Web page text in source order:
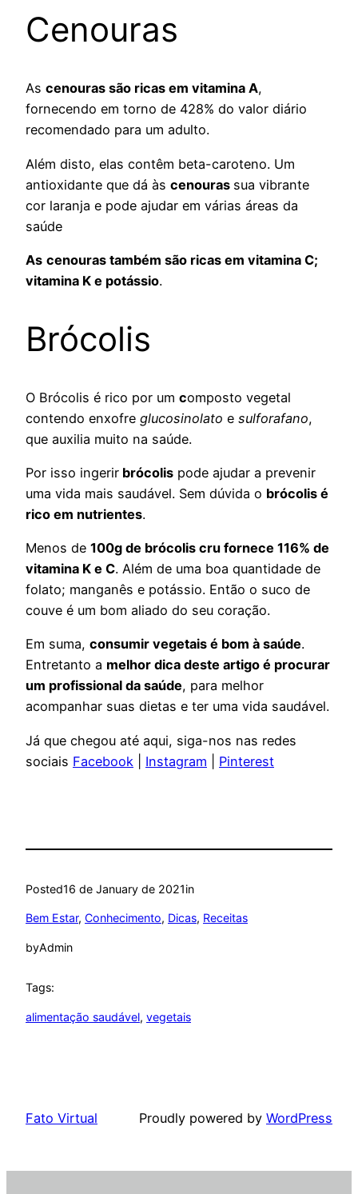
Cenouras
As cenouras são ricas em vitamina A,
fornecendo em torno de 428% do valor diário
recomendado para um adulto.
Além disto, elas contêm beta-caroteno. Um
antioxidante que dá às cenouras sua vibrante
cor laranja e pode ajudar em várias áreas da
saúde
As cenouras também são ricas em vitamina C;
vitamina K e potássio.
Brócolis
O Brócolis é rico por um composto vegetal
contendo enxofre glucosinolato e sulforafano,
que auxilia muito na saúde.
Por isso ingerir brócolis pode ajudar a prevenir
uma vida mais saudável. Sem dúvida o brócolis é
rico em nutrientes.
Menos de 100g de brócolis cru fornece 116% de
vitamina K e C. Além de uma boa quantidade de
folato; manganês e potássio. Então o suco de
couve é um bom aliado do seu coração.
Em suma, consumir vegetais é bom à saúde.
Entretanto a melhor dica deste artigo é procurar
um profissional da saúde, para melhor
acompanhar suas dietas e ter uma vida saudável.
Já que chegou até aqui, siga-nos nas redes
sociais Facebook Instagram Pinterest
Posted16 de January de 2021in
Bem Estar, Conhecimento, Dicas, Receitas
byAdmin
Tags:
alimentação saudável, vegetais
Fato Virtual Proudly powered by WordPress